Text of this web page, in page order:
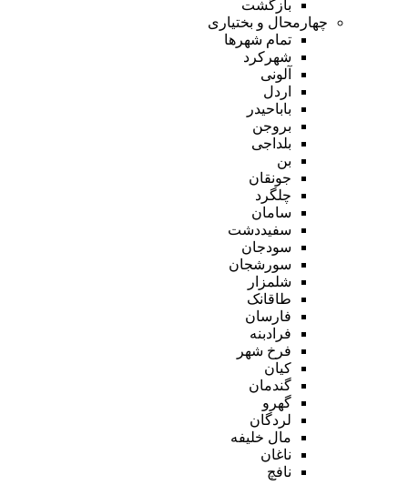
بازگشت
چهارمحال و بختیاری
تمام شهر‌ها
شهرکرد
آلونی
اردل
باباحیدر
بروجن
بلداجی
بن
جونقان
چلگرد
سامان
سفیددشت
سودجان
سورشجان
شلمزار
طاقانک
فارسان
فرادبنه
فرخ شهر
کیان
گندمان
گهرو
لردگان
مال خلیفه
ناغان
نافچ